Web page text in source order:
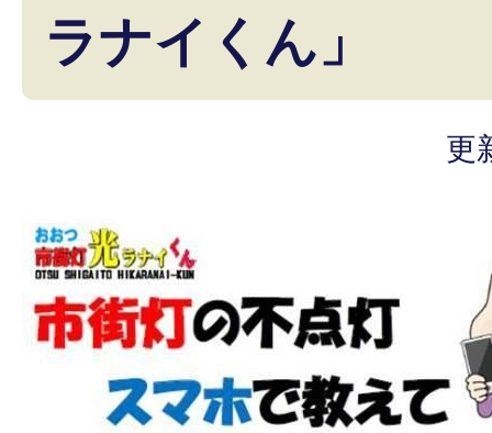
ラナイくん」
更